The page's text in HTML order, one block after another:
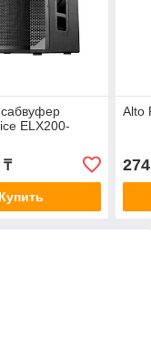
ELX200-
₸
Купить
Alto